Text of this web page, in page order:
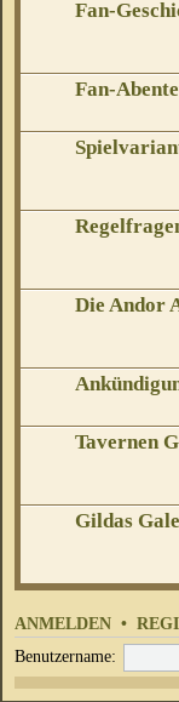
Fan-
Fan-
Die Andor
Tavernen
Gildas
ANMELDEN •
Benutzername: